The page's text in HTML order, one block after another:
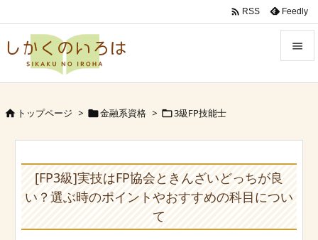

Prev
Next
 RSS Feedly
 トップページ > 金融系資格 > 3級FP技能士
[FP3級]実技はFP協会ときんざいどっちが良
い？選ぶ時のポイントやおすすめの科目につい
て